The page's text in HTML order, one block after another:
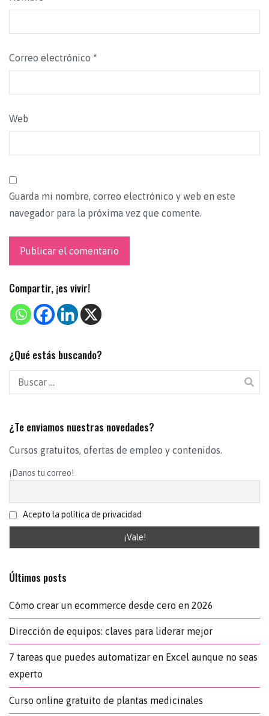
Correo electrónico *
Web
Guarda mi nombre, correo electrónico y web en este
navegador para la próxima vez que comente.
Compartir, ¡es vivir!
¿Qué estás buscando?
¿Te enviamos nuestras novedades?
Cursos gratuitos, ofertas de empleo y contenidos.
¡Danos tu correo!
Acepto la política de privacidad
Últimos posts
Cómo crear un ecommerce desde cero en 2026
Dirección de equipos: claves para liderar mejor
7 tareas que puedes automatizar en Excel aunque no seas
experto
Curso online gratuito de plantas medicinales